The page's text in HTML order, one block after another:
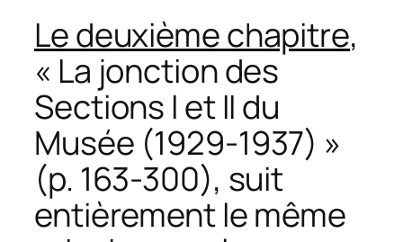
Le deuxième chapitre,
« La jonction des
Sections I et II du
Musée (1929-1937) »
(p. 163-300), suit
entièrement le même